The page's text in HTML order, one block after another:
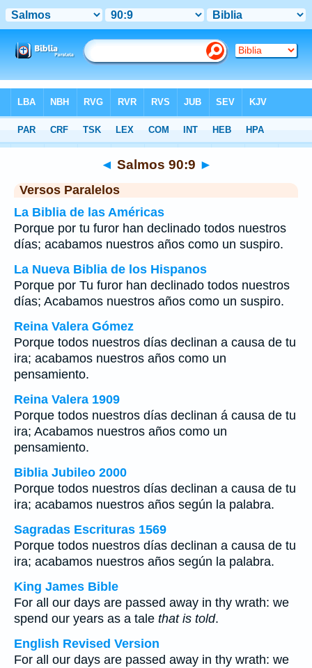
>Salmos Capítulo 90 > Verso 9
◄ Salmos 90:9 ►
Versos Paralelos
La Biblia de las Américas
Porque por tu furor han declinado todos nuestros
días; acabamos nuestros años como un suspiro.
La Nueva Biblia de los Hispanos
Porque por Tu furor han declinado todos nuestros
días; Acabamos nuestros años como un suspiro.
Reina Valera Gómez
Porque todos nuestros días declinan a causa de tu
ira; acabamos nuestros años como un
pensamiento.
Reina Valera 1909
Porque todos nuestros días declinan á causa de tu
ira; Acabamos nuestros años como un
pensamiento.
Biblia Jubileo 2000
Porque todos nuestros días declinan a causa de tu
ira; acabamos nuestros años según la palabra.
Sagradas Escrituras 1569
Porque todos nuestros días declinan a causa de tu
ira; acabamos nuestros años según la palabra.
King James Bible
For all our days are passed away in thy wrath: we
spend our years as a tale that is told.
English Revised Version
For all our days are passed away in thy wrath: we